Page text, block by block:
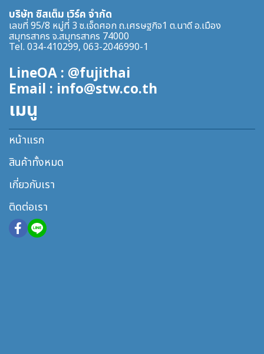
บริษัท ซิสเต็ม เวิร์ค จำกัด
เลขที่ 95/8 หมู่ที่ 3 ซ.เจ็ดศอก ถ.เศรษฐกิจ1 ต.นาดี อ.เมือง
สมุทรสาคร จ.สมุทรสาคร 74000
Tel. 034-410299, 063-2046990-1
LineOA : @fujithai
Email : info@stw.co.th
เมนู
หน้าแรก
สินค้าทั้งหมด
เกี่ยวกับเรา
ติดต่อเรา